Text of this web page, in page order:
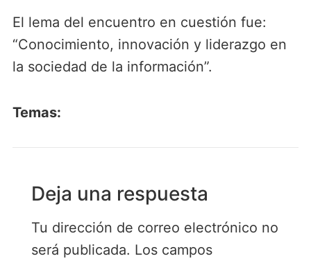
El lema del encuentro en cuestión fue:
“Conocimiento, innovación y liderazgo en
la sociedad de la información”.
Temas:
Deja una respuesta
Tu dirección de correo electrónico no
será publicada. Los campos